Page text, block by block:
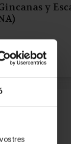
y
cuántica